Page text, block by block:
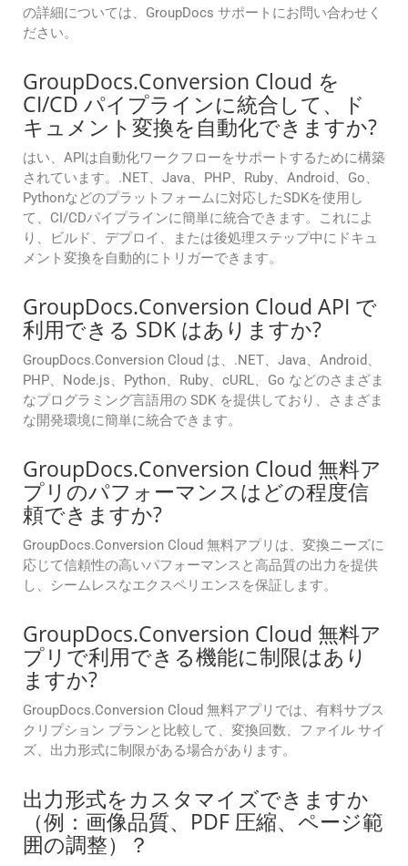
の詳細については、GroupDocs サポートにお問い合わせく
ださい。
GroupDocs.Conversion Cloud を
CI/CD パイプラインに統合して、ド
キュメント変換を自動化できますか?
はい、APIは自動化ワークフローをサポートするために構築
されています。.NET、Java、PHP、Ruby、Android、Go、
Pythonなどのプラットフォームに対応したSDKを使用し
て、CI/CDパイプラインに簡単に統合できます。これによ
り、ビルド、デプロイ、または後処理ステップ中にドキュ
メント変換を自動的にトリガーできます。
GroupDocs.Conversion Cloud API で
利用できる SDK はありますか?
GroupDocs.Conversion Cloud は、.NET、Java、Android、
PHP、Node.js、Python、Ruby、cURL、Go などのさまざま
なプログラミング言語用の SDK を提供しており、さまざま
な開発環境に簡単に統合できます。
GroupDocs.Conversion Cloud 無料ア
プリのパフォーマンスはどの程度信
頼できますか?
GroupDocs.Conversion Cloud 無料アプリは、変換ニーズに
応じて信頼性の高いパフォーマンスと高品質の出力を提供
し、シームレスなエクスペリエンスを保証します。
GroupDocs.Conversion Cloud 無料ア
プリで利用できる機能に制限はあり
ますか?
GroupDocs.Conversion Cloud 無料アプリでは、有料サブス
クリプション プランと比較して、変換回数、ファイル サイ
ズ、出力形式に制限がある場合があります。
出力形式をカスタマイズできますか
（例：画像品質、PDF 圧縮、ページ範
囲の調整）？